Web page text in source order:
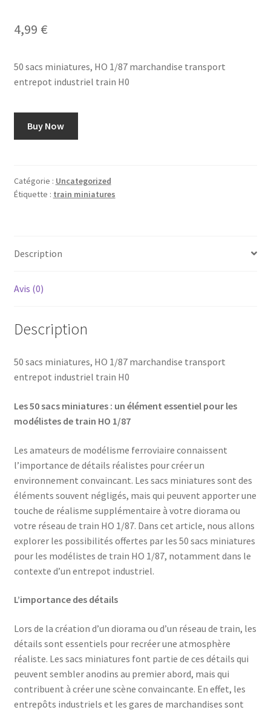
4,99 €
50 sacs miniatures, HO 1/87 marchandise transport
entrepot industriel train H0
Buy Now
Catégorie : Uncategorized
Étiquette : train miniatures
Description
Avis (0)
Description
50 sacs miniatures, HO 1/87 marchandise transport
entrepot industriel train H0
Les 50 sacs miniatures : un élément essentiel pour les
modélistes de train HO 1/87
Les amateurs de modélisme ferroviaire connaissent
l’importance de détails réalistes pour créer un
environnement convaincant. Les sacs miniatures sont des
éléments souvent négligés, mais qui peuvent apporter une
touche de réalisme supplémentaire à votre diorama ou
votre réseau de train HO 1/87. Dans cet article, nous allons
explorer les possibilités offertes par les 50 sacs miniatures
pour les modélistes de train HO 1/87, notamment dans le
contexte d’un entrepot industriel.
L’importance des détails
Lors de la création d’un diorama ou d’un réseau de train, les
détails sont essentiels pour recréer une atmosphère
réaliste. Les sacs miniatures font partie de ces détails qui
peuvent sembler anodins au premier abord, mais qui
contribuent à créer une scène convaincante. En effet, les
entrepôts industriels et les gares de marchandises sont